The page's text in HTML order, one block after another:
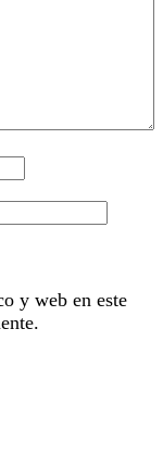
y web en este